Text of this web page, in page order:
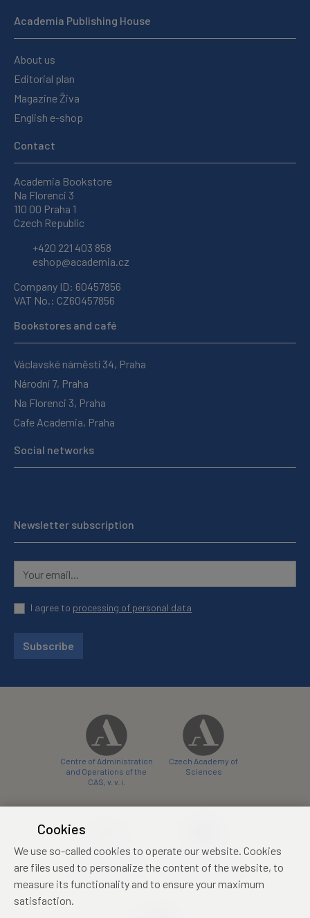
Academia Publishing House
About us
Editorial plan
Magazine Živa
English e-shop
Contact
Academia Bookstore
Na Florenci 3
110 00 Praha 1
Czech Republic
+420 221 403 858
eshop@academia.cz
Company ID: 60457856
VAT No.: CZ60457856
Bookstores and café
Václavské náměstí 34, Praha
Národní 7, Praha
Na Florenci 3, Praha
Cafe Academia, Praha
Social networks
Newsletter subscription
I agree to processing of personal data
Subscribe
Centre of Administration
and Operations of the
CAS, v. v. i.
Czech Academy of
Sciences
conference centre
konferenční centrum
Cookies
We use so-called cookies to operate our website. Cookies
are files used to personalize the content of the website, to
measure its functionality and to ensure your maximum
satisfaction.